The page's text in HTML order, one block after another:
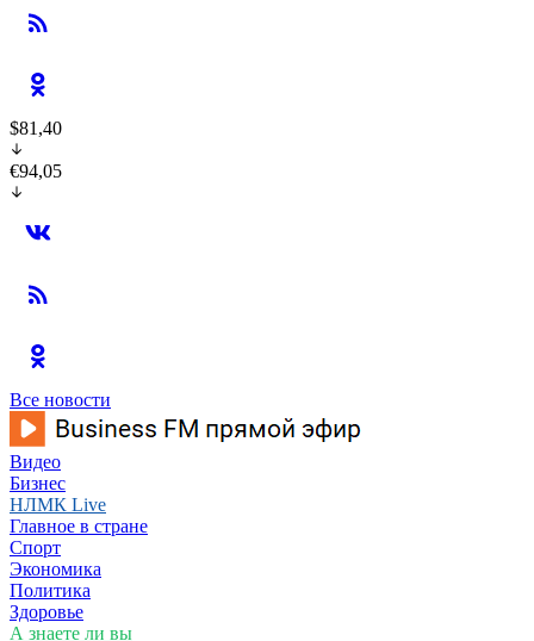
$81,40
€94,05
Все новости
Видео
Бизнес
НЛМК Live
Главное в стране
Спорт
Экономика
Политика
Здоровье
А знаете ли вы